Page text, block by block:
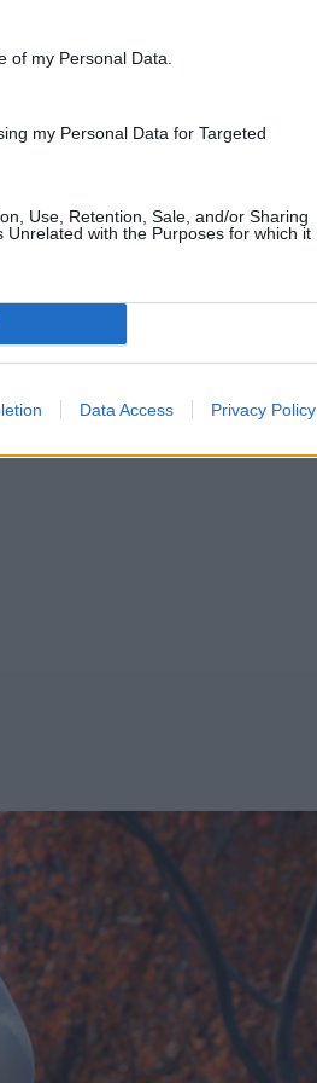
of my Personal Data.
my Personal Data for Targeted
Use, Retention, Sale, and/or Sharing
Unrelated with the Purposes for which it
Data Access Privacy Policy